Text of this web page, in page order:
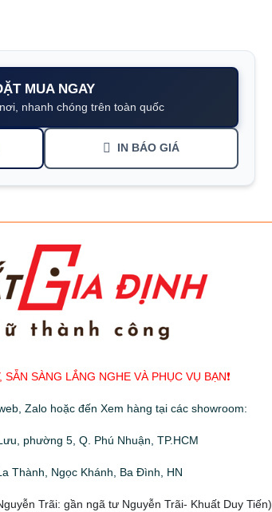
MUA NGAY
nhanh chóng trên toàn quốc
IN BÁO GIÁ
SÀNG LẮNG NGHE VÀ PHỤC VỤ BẠN❗️
Zalo hoặc đến Xem hàng tại các showroom:
phường 5, Q. Phú Nhuận, TP.HCM
Thành, Ngọc Khánh, Ba Đình, HN
Trãi: gần ngã tư Nguyễn Trãi- Khuất Duy Tiến)